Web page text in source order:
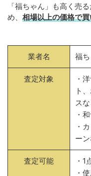
「福ちゃん」も高く売
め、 相場以上の価格で
業者名 福
査定対象
・
ト
スな
・
・
ーン
査定可能
・1
・